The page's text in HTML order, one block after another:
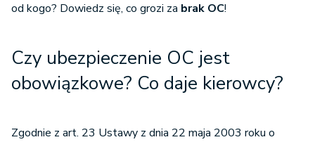
od kogo? Dowiedz się, co grozi za brak OC!
Czy ubezpieczenie OC jest
obowiązkowe? Co daje kierowcy?
Zgodnie z art. 23 Ustawy z dnia 22 maja 2003 roku o